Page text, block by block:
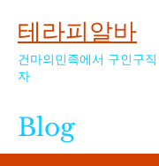
테라피알바
건마의민족에서 구인구
자
Blog